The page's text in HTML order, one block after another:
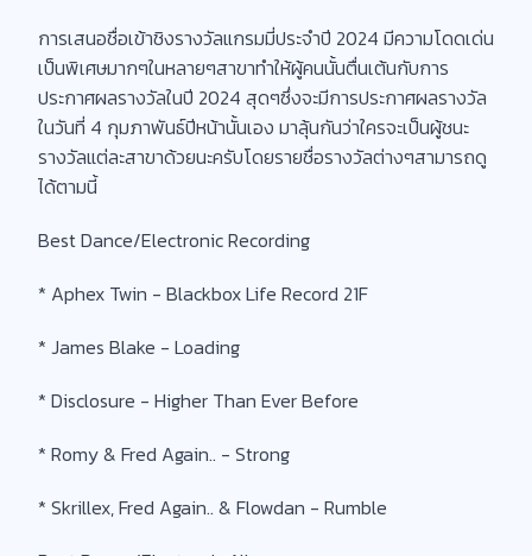
การเสนอชื่อเข้าชิงรางวัลแกรมมี่ประจำปี 2024 มีความโดดเด่น
เป็นพิเศษมากๆในหลายๆสาขาทำให้ผู้คนนั้นตื่นเต้นกับการ
ประกาศผลรางวัลในปี 2024 สุดๆซึ่งจะมีการประกาศผลรางวัล
ในวันที่ 4 กุมภาพันธ์ปีหน้านั้นเอง มาลุ้นกันว่าใครจะเป็นผู้ชนะ
รางวัลแต่ละสาขาด้วยนะครับโดยรายชื่อรางวัลต่างๆสามารถดู
ได้ตามนี้
Best Dance/Electronic Recording
* Aphex Twin - Blackbox Life Record 21F
* James Blake - Loading
* Disclosure - Higher Than Ever Before
* Romy & Fred Again.. - Strong
* Skrillex, Fred Again.. & Flowdan - Rumble